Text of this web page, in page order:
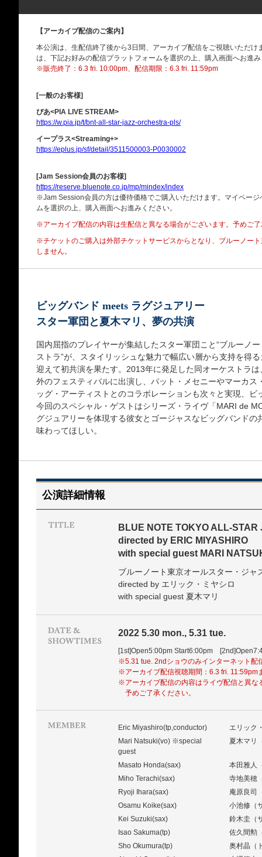
【アーカイブ配信のご案内】
本公演は、生配信終了後から3日間、アーカイブ配信をご視聴いただ
は、下記お好みの配信プラットフォームを選択の上、購入画面へお進
※販売終了：6.3 fri. 10:00pm、配信期限：6.3 fri. 11:59pm
[一般のお客様]
ぴあ<PIA LIVE STREAM>
https://w.pia.jp/t/bnt-all-star-jazz-orchestra-pls/
イープラス<Streaming+>
https://eplus.jp/sf/detail/3511500003-P0030002
[Jam Session会員のお客様]
https://reserve.bluenote.co.jp/mp/mindex/index
※Jam Session会員の方は優待価格でご購入いただけます。マイペー
ムを選択の上、購入画面へお進みください。
※アーカイブ配信の内容は生配信と異なる場合がございます。予めご
※チケットのご購入は外部チケットサービスからとなり、 ブルーノー
しません。
ビッグバンド meets ラグジュアリー
スター軍団と夏木マリ、夢の共演
国内屈指のプレイヤーが集結したスター軍団こと“ブルーノ
ストラ”が、スタイリッシュな魅力で幅広い層から支持を得
迎えて初共演を果たす。2013年に発足した同オーケストラ
外のフェスティバルに出演し、パット・メセニーやマーカ
ッグ・アーティストとのコラボレーションも次々と実現、
今回のスペシャル・ゲストはシリーズ・ライヴ「MARI de
グジュアリーを体現する彼女とゴージャスなビッグバンド
味わってほしい。
公演詳細情報
BLUE NOTE TOKYO ALL-
directed by ERIC MIYASHIRO
with special guest MARI
ブルーノート東京オールスター・ジャ
directed by エリック・ミヤシロ
with special guest 夏木マリ
2022 5.30 mon., 5.31 tue.
[1st]Open5:00pm Start6:00pm
※5.31 tue. 2ndショウのみインターネット配
※アーカイブ配信視聴期間：6.3 fri. 11:59pm
※アーカイブ配信の内容はライヴ配信と異な
予めご了承ください。
Eric Miyashiro(tp,conductor)
エリック
Mari Natsuki(vo) ※special
guest
夏木マリ
Masato Honda(sax)
本田雅人
Miho Terachi(sax)
寺地美穂
Ryoji Ihara(sax)
庵原良司
Osamu Koike(sax)
小池修（
Kei Suzuki(sax)
鈴木圭（
Isao Sakuma(tp)
佐久間勲
Sho Okumura(tp)
奥村晶（